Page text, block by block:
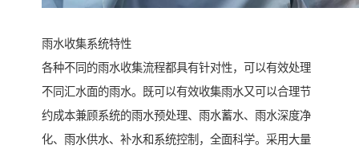
雨水收集系统特性
各种不同的雨水收集流程都具有针对性，可以有效处理
不同汇水面的雨水。既可以有效收集雨水又可以合理节
约成本兼顾系统的雨水预处理、雨水蓄水、雨水深度净
化、雨水供水、补水和系统控制，全面科学。采用大量